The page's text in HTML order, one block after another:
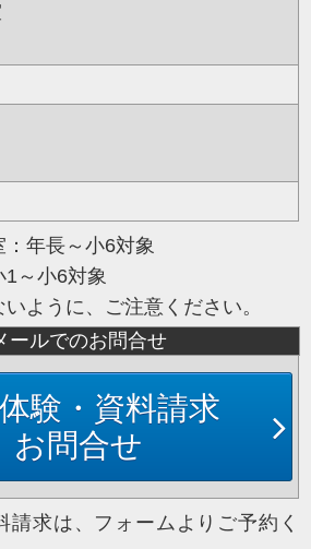
年長～小6対象
1～小6対象
ように、ご注意ください。
ールでのお問合せ
験・資料請求
お問合せ
請求は、フォームよりご予約く